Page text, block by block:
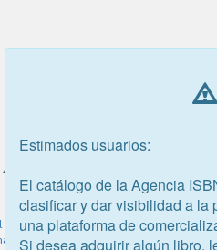
S.P.A.
Estimados usuarios:
El catálogo de la Agencia
clasificar y dar visibilidad a la
una plataforma de
Si desea adquirir algún libro,